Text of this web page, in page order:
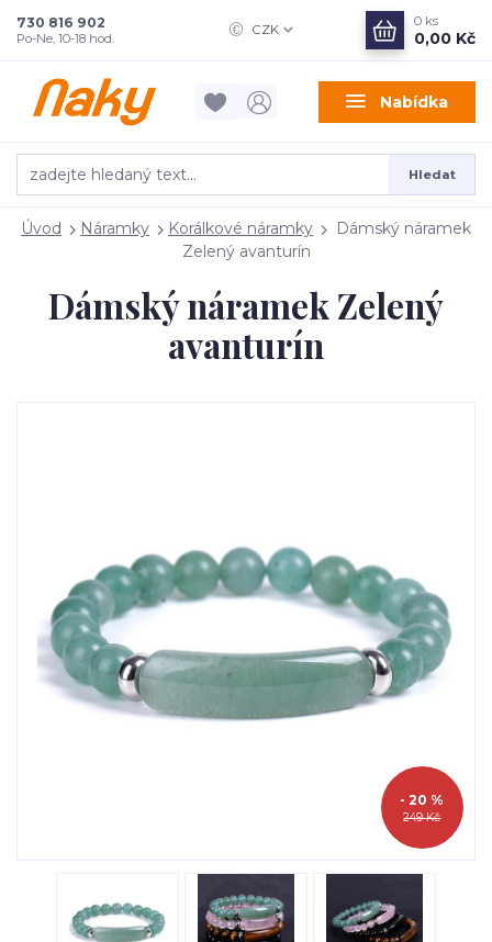
Nabídka
CZK
Hledat
730 816 902
Po-Ne, 10-18 hod.
0 ks
0,00 Kč
Úvod Náramky Korálkové náramky
Dámský náramek
Zelený avanturín
Dámský náramek Zelený
avanturín
249 Kč
- 20 %